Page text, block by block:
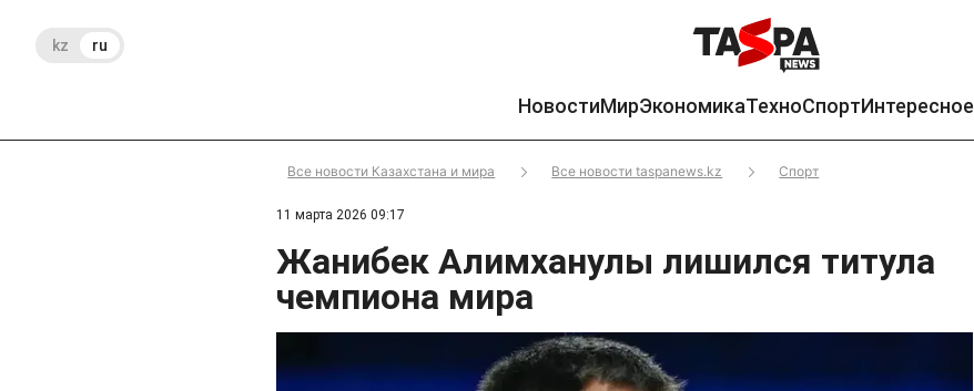
kz ru
НовостиМирЭкономикаТехноСпортИнтересное
Все новости Казахстана и мира Все новости taspanews.kz Спорт
11 марта 2026 09:17
Жанибек Алимханулы лишился титула
чемпиона мира